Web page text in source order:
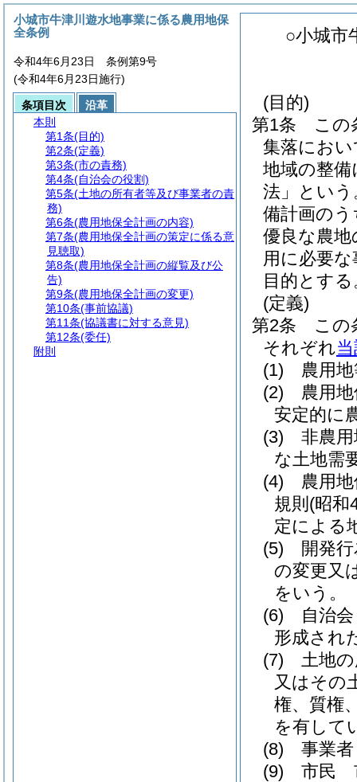
○小城市
(目的)
第1条
この
集落にお
地域の整
法」という
備計画の
優良な農
用に必要
目的とする
(定義)
第2条
この
それぞれ
(1)
農用
(2)
農用
安定的に
(3)
非農
な土地需
(4)
農用
規則 (昭和
定による
(5)
開発
の変更又
をいう。
(6)
自治
形成され
(7)
土地
又はその
権、質権
を有して
(8)
事業
(9)
市民
小城市牛津川遊水地事業に係る農用地保
全条例
令和4年6月23日 条例第9号
(令和4年6月23日施行)
条項目次
沿革
本則
第1条(目的)
第2条(定義)
第3条(市の責務)
第4条(自治会の役割)
第5条(土地の所有者等及び事業者の責
務)
第6条(農用地保全計画の内容)
第7条(農用地保全計画の策定に係る意
見聴取)
第8条(農用地保全計画の縦覧及び公
告)
第9条(農用地保全計画の変更)
第10条(事前協議)
第11条(協議書に対する意見)
第12条(委任)
附則